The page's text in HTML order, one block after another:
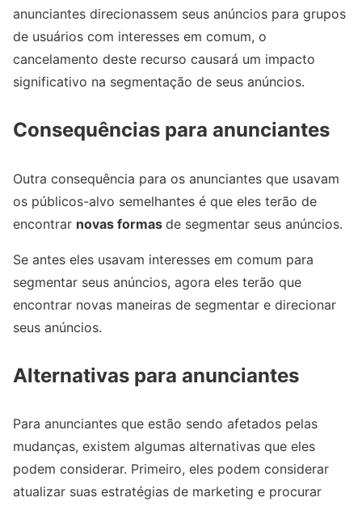
anunciantes direcionassem seus anúncios para grupos
de usuários com interesses em comum, o
cancelamento deste recurso causará um impacto
significativo na segmentação de seus anúncios.
Consequências para anunciantes
Outra consequência para os anunciantes que usavam
os públicos-alvo semelhantes é que eles terão de
encontrar novas formas de segmentar seus anúncios.
Se antes eles usavam interesses em comum para
segmentar seus anúncios, agora eles terão que
encontrar novas maneiras de segmentar e direcionar
seus anúncios.
Alternativas para anunciantes
Para anunciantes que estão sendo afetados pelas
mudanças, existem algumas alternativas que eles
podem considerar. Primeiro, eles podem considerar
atualizar suas estratégias de marketing e procurar